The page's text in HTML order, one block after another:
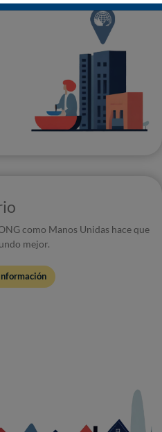
como Manos Unidas hace que
mejor.